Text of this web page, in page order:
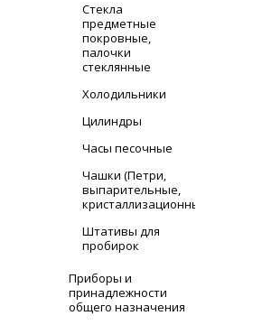
Стекла
предметные
покровные,
палочки
стеклянные
Холодильники
Цилиндры
Часы песочные
Чашки (Петри,
выпарительные,
кристаллизационные)
Штативы для
пробирок
Приборы и
принадлежности
общего назначения